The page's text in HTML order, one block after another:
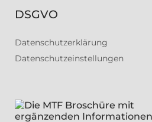
DSGVO
Datenschutzerklärung
Datenschutzeinstellungen